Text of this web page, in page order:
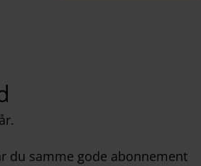
du samme gode abonnement